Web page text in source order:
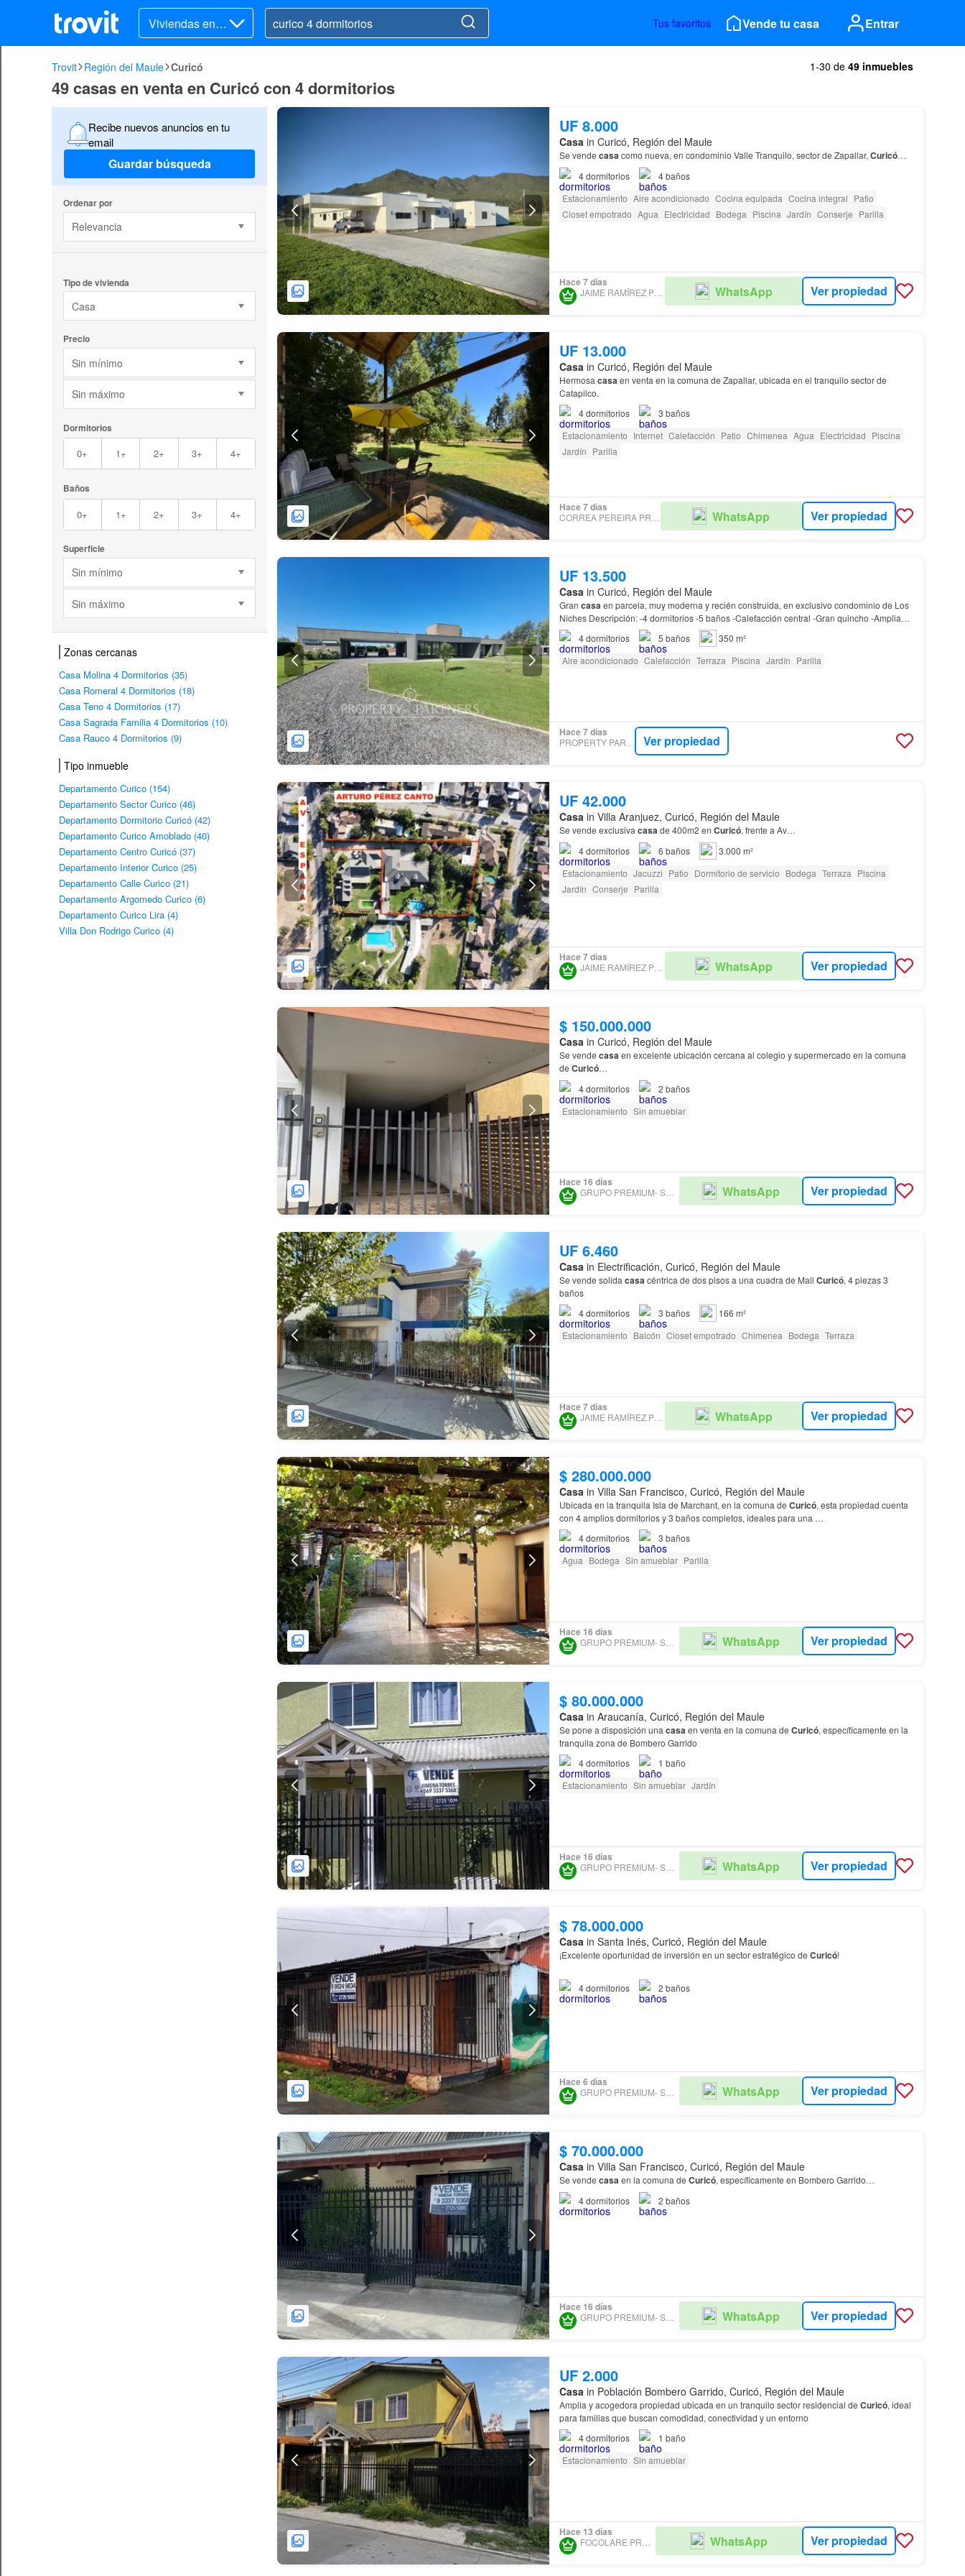
Viviendas en v
enta
Tus favoritos Vende tu casa Entrar
Trovit Región del Maule Curicó 1-30 de 49 inmuebles
49 casas en venta en Curicó con 4 dormitorios
Recibe nuevos anuncios en tu
email
Guardar búsqueda
Ordenar por
Relevancia
Tipo de vivienda
Casa
Precio
Sin mínimo
Sin máximo
Dormitorios
0+ 1+ 2+ 3+ 4+
Baños
0+ 1+ 2+ 3+ 4+
Superficie
Sin mínimo
Sin máximo
Zonas cercanas
Casa Molina 4 Dormitorios (35)
Casa Romeral 4 Dormitorios (18)
Casa Teno 4 Dormitorios (17)
Casa Sagrada Familia 4 Dormitorios (10)
Casa Rauco 4 Dormitorios (9)
Tipo inmueble
Departamento Curico (154)
Departamento Sector Curico (46)
Departamento Dormitorio Curicó (42)
Departamento Curico Amoblado (40)
Departamento Centro Curicó (37)
Departamento Interior Curico (25)
Departamento Calle Curico (21)
Departamento Argomedo Curico (6)
Departamento Curico Lira (4)
Villa Don Rodrigo Curico (4)
UF 8.000
Casain Curicó, Región del Maule
Se vende casacomo nueva, en condominio Valle Tranquilo, sector de Zapallar, Curicó…
4dormitorios 4baños
Estacionamiento Aire acondicionado Cocina equipada Cocina integral Patio
Closet empotrado Agua Electricidad Bodega Piscina Jardín Conserje Parilla
Hace 7 días
JAIME RAMÍREZ PROPIEDADES WhatsApp Ver propiedad
UF 13.000
Casa in Curicó, Región del Maule
Hermosa casaen venta en la comuna de Zapallar, ubicada en el tranquilo sector de
Catapilco.
4dormitorios 3 baños
Estacionamiento Internet Calefacción Patio Chimenea Agua Electricidad Piscina
Jardín Parilla
Hace 7 días
CORREA PEREIRA PROPIEDADES WhatsApp Ver propiedad
UF 13.500
Casa in Curicó, Región del Maule
Gran casaen parcela, muy moderna y recién construida, en exclusivo condominio de Los
Niches Descripción: -4 dormitorios -5 baños -Calefacción central -Gran quincho -Amplia
piscina -Bodega -Regio automático -Cómoda terraza…
4dormitorios 5 baños
350 m²
Aire acondicionado Calefacción Terraza Piscina Jardín Parilla
Hace 7 días
PROPERTY PARTNERS Ver propiedad
UF 42.000
Casa in Villa Aranjuez, Curicó, Región del Maule
Se vende exclusiva casade 400m2 en Curicó, frente a Av…
4dormitorios 6 baños
3.000 m²
Estacionamiento Jacuzzi Patio Dormitorio de servicio Bodega Terraza Piscina
Jardín Conserje Parilla
Hace 7 días
JAIME RAMÍREZ PROPIEDADES WhatsApp Ver propiedad
$ 150.000.000
Casa in Curicó, Región del Maule
Se vende casaen excelente ubicación cercana al colegio y supermercado en la comuna
de Curicó…
4dormitorios 2 baños
Estacionamiento Sin amueblar
Hace 16 días
GRUPO PREMIUM- SUC. PROVIDENCIA WhatsApp Ver propiedad
UF 6.460
Casa in Electrificación, Curicó, Región del Maule
Se vende solida casacéntrica de dos pisos a una cuadra de Mall Curicó, 4 piezas 3
baños
4dormitorios 3 baños
166 m²
Estacionamiento Balcón Closet empotrado Chimenea Bodega Terraza
Hace 7 días
JAIME RAMÍREZ PROPIEDADES WhatsApp Ver propiedad
$ 280.000.000
Casa in Villa San Francisco, Curicó, Región del Maule
Ubicada en la tranquila Isla de Marchant, en la comuna de Curicó, esta propiedad cuenta
con 4 amplios dormitorios y 3 baños completos, ideales para una
Con un estilo dechalets , estacasa
4dormitorios 3 baños
Agua Bodega Sin amueblar Parilla
Hace 16 días
GRUPO PREMIUM- SUC. PROVIDENCIA WhatsApp Ver propiedad
$ 80.000.000
Casa in Araucanía, Curicó, Región del Maule
Se pone a disposición una casaen venta en la comuna de Curicó, específicamente en la
tranquila zona de Bombero Garrido
4dormitorios 1 baño
Estacionamiento Sin amueblar Jardín
Hace 16 días
GRUPO PREMIUM- SUC. PROVIDENCIA WhatsApp Ver propiedad
$ 78.000.000
Casa in Santa Inés, Curicó, Región del Maule
¡Excelente oportunidad de inversión en un sector estratégico de Curicó!
Se vende amplia propiedad esquina ubicada a pasos de Mall
conectividad, fácil acceso y cercano a comercio, servi…
4dormitorios 2 baños
Hace 6 días
GRUPO PREMIUM- SUC. PROVIDENCIA WhatsApp Ver propiedad
$ 70.000.000
Casa in Villa San Francisco, Curicó, Región del Maule
Se vende casaen la comuna de Curicó, específicamente en Bombero Garrido…
4dormitorios 2 baños
Hace 16 días
GRUPO PREMIUM- SUC. PROVIDENCIA WhatsApp Ver propiedad
UF 2.000
Casa in Población Bombero Garrido, Curicó, Región del Maule
Amplia y acogedora propiedad ubicada en un tranquilo sector residencial de Curicó, ideal
para familias que buscan comodidad, conectividad y un entorno
4dormitorios 1 baño
Estacionamiento Sin amueblar
Hace 13 días
WhatsApp Ver propiedad